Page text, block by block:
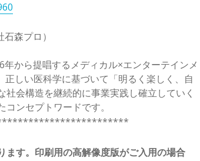
森プロ）
から提唱するメディカル×エンターテインメ
しい医科学に基づいて「明るく楽しく、自
会構造を継続的に事業実践し確立していく
ンセプトワードです。
ます。印刷用の高解像度版がご入用の場合